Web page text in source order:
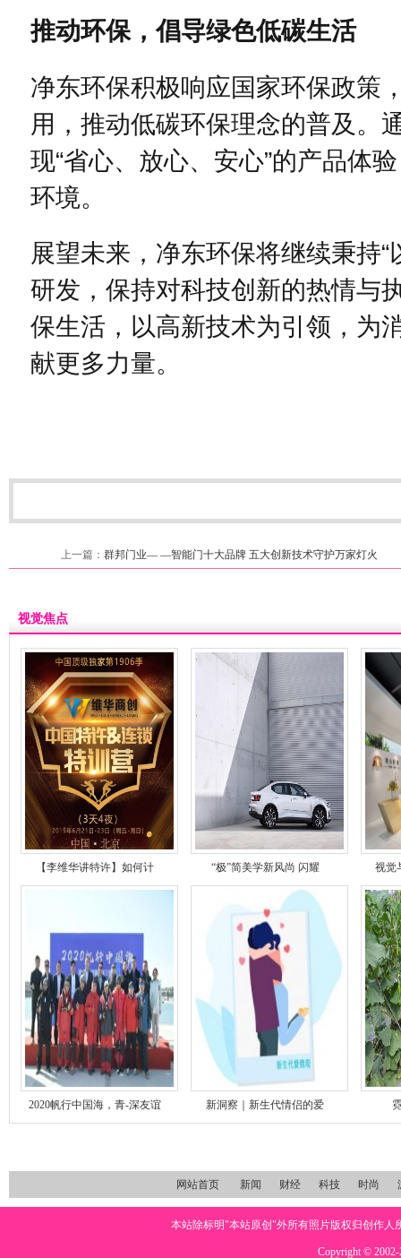
推动环保，倡导绿色低碳生活
净东环保积极响应国家环保政策
用，推动低碳环保理念的普及。
现“省心、放心、安心”的产品体
环境。
展望未来，净东环保将继续秉持
研发，保持对科技创新的热情与
保生活，以高新技术为引领，为
献更多力量。
上一篇： 群邦门业— —智能门十大品牌 五大创新技术守护万家灯火
视觉焦点
【李维华讲特许】如何计 “极”简美学新风尚 闪耀 视觉
2020帆行中国海，青-深友谊 新洞察｜新生代情侣的爱
网站首页 新闻 财经 科技 时尚
本站除标明"本站原创"外所有照片版权归创作
Copyright ©